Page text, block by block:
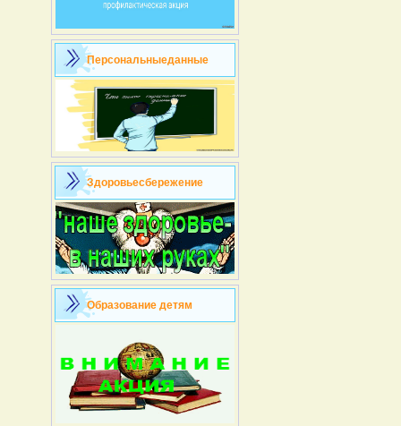
Персональныеданные
Здоровьесбережение
Образование детям